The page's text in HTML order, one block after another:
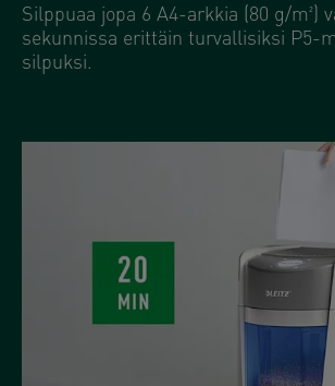
Silppuaa jopa 6 A4-arkkia (80 g/m²)
sekunnissa erittäin turvallisiksi P5-
silpuksi.